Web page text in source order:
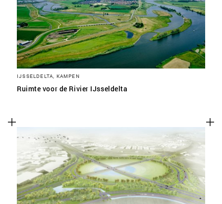
IJSSELDELTA, KAMPEN
Ruimte voor de Rivier IJsseldelta